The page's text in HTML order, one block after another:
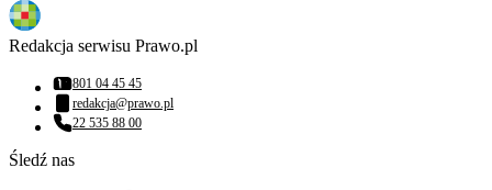
Redakcja serwisu Prawo.pl
Numer telefonu:
801 04 45 45
Adres email:
redakcja@prawo.pl
Numer telefonu:
22 535 88 00
Śledź nas